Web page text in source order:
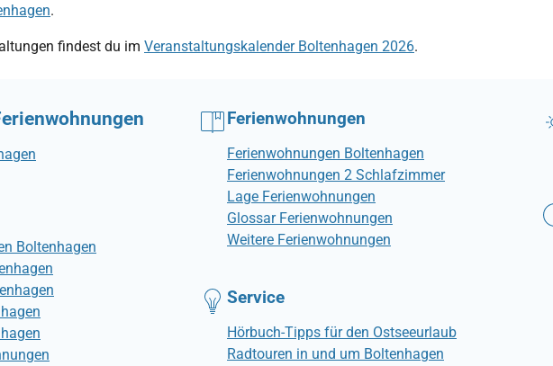
.
findest du im Veranstaltungskalender Boltenhagen 2026.
Boltenhagen
Ferienwohnungen
Ferienwohnungen Boltenhagen
Ferienwohnungen 2 Schlafzimmer
Lage Ferienwohnungen
Glossar Ferienwohnungen
Weitere Ferienwohnungen
Service
Hörbuch-Tipps für den Ostseeurlaub
Radtouren in und um Boltenhagen